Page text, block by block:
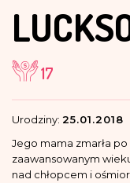
17
Urodziny: 25.01.2018
Jego mama zmarła
zaawansowanym
nad chłopcem i